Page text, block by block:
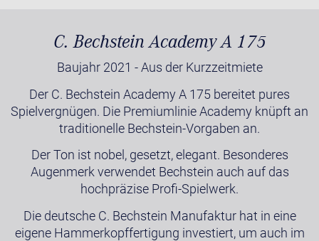
C. Bechstein Academy A 175
Baujahr 2021 - Aus der Kurzzeitmiete
Der C. Bechstein Academy A 175 bereitet pures
Spielvergnügen. Die Premiumlinie Academy knüpft an
traditionelle Bechstein-Vorgaben an.
Der Ton ist nobel, gesetzt, elegant. Besonderes
Augenmerk verwendet Bechstein auch auf das
hochpräzise Profi-Spielwerk.
Die deutsche C. Bechstein Manufaktur hat in eine
eigene Hammerkopffertigung investiert, um auch im